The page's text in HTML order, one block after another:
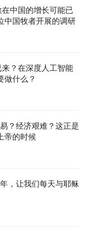
在中国的增长可能已
中国牧者开展的调研
来？在深度人工智能
做什么？
？经济艰难？这正是
帝的时候
，让我们每天与耶稣